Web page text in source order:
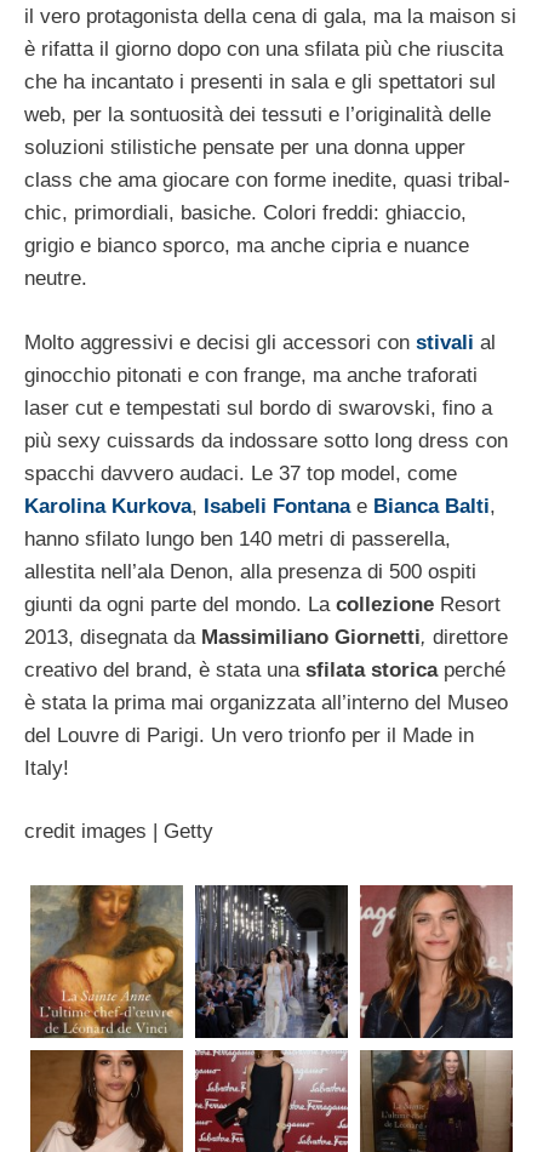
il vero protagonista della cena di gala, ma la maison si
è rifatta il giorno dopo con una sfilata più che riuscita
che ha incantato i presenti in sala e gli spettatori sul
web, per la sontuosità dei tessuti e l’originalità delle
soluzioni stilistiche pensate per una donna upper
class che ama giocare con forme inedite, quasi tribal-
chic, primordiali, basiche. Colori freddi: ghiaccio,
grigio e bianco sporco, ma anche cipria e nuance
neutre.
Molto aggressivi e decisi gli accessori con stivali al
ginocchio pitonati e con frange, ma anche traforati
laser cut e tempestati sul bordo di swarovski, fino a
più sexy cuissards da indossare sotto long dress con
spacchi davvero audaci. Le 37 top model, come
Karolina Kurkova, Isabeli Fontanae Bianca Balti,
hanno sfilato lungo ben 140 metri di passerella,
allestita nell’ala Denon, alla presenza di 500 ospiti
giunti da ogni parte del mondo. La collezione Resort
2013, disegnata da Massimiliano Giornetti, direttore
creativo del brand, è stata una sfilata storicaperché
è stata la prima mai organizzata all’interno del Museo
del Louvre di Parigi. Un vero trionfo per il Made in
Italy!
credit images | Getty